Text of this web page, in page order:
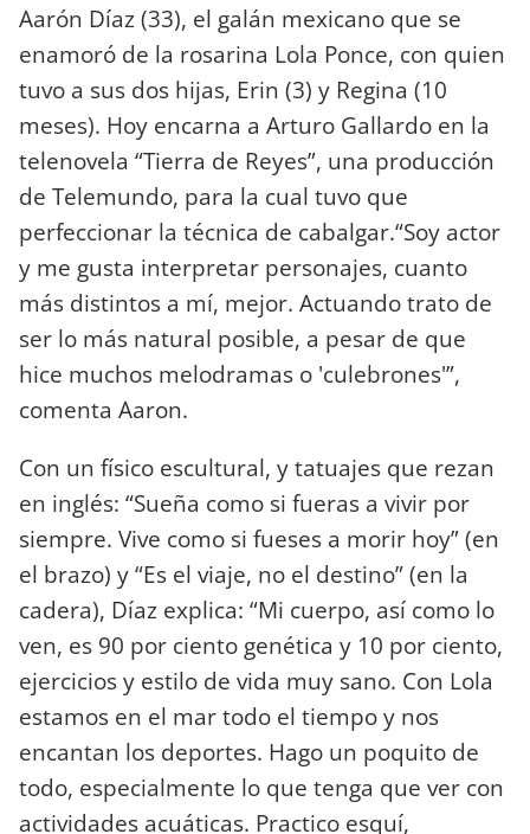
Aarón Díaz (33), el galán mexicano que se
enamoró de la rosarina Lola Ponce, con quien
tuvo a sus dos hijas, Erin (3) y Regina (10
meses). Hoy encarna a Arturo Gallardo en la
telenovela “Tierra de Reyes”, una producción
de Telemundo, para la cual tuvo que
perfeccionar la técnica de cabalgar.“Soy actor
y me gusta interpretar personajes, cuanto
más distintos a mí, mejor. Actuando trato de
ser lo más natural posible, a pesar de que
hice muchos melodramas o 'culebrones'”,
comenta Aaron.
Con un físico escultural, y tatuajes que rezan
en inglés: “Sueña como si fueras a vivir por
siempre. Vive como si fueses a morir hoy” (en
el brazo) y “Es el viaje, no el destino” (en la
cadera), Díaz explica: “Mi cuerpo, así como lo
ven, es 90 por ciento genética y 10 por ciento,
ejercicios y estilo de vida muy sano. Con Lola
estamos en el mar todo el tiempo y nos
encantan los deportes. Hago un poquito de
todo, especialmente lo que tenga que ver con
actividades acuáticas. Practico esquí,